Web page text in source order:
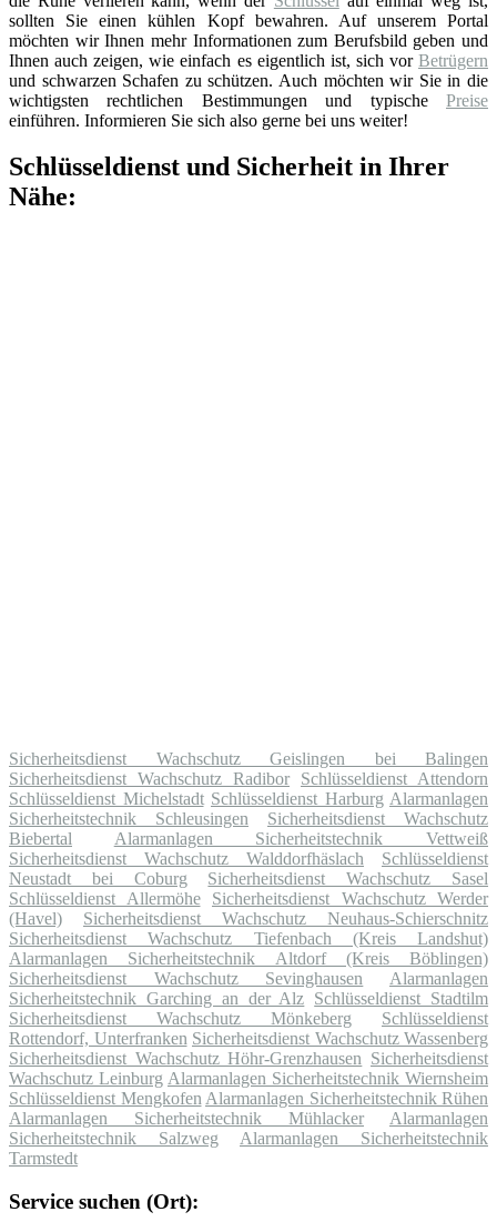
sollten Sie einen kühlen Kopf bewahren. Auf unserem Portal
möchten wir Ihnen mehr Informationen zum Berufsbild geben und
Ihnen auch zeigen, wie einfach es eigentlich ist, sich vor Betrügern
und schwarzen Schafen zu schützen. Auch möchten wir Sie in die
wichtigsten rechtlichen Bestimmungen und typische Preise
einführen. Informieren Sie sich also gerne bei uns weiter!
Schlüsseldienst und Sicherheit in Ihrer
Nähe:
Sicherheitsdienst Wachschutz Geislingen bei Balingen
Sicherheitsdienst Wachschutz Radibor
Schlüsseldienst Attendorn
Schlüsseldienst Michelstadt Schlüsseldienst Harburg Alarmanlagen
Sicherheitstechnik Schleusingen
Sicherheitsdienst Wachschutz
Biebertal
Alarmanlagen Sicherheitstechnik Vettweiß
Sicherheitsdienst Wachschutz Walddorfhäslach
Schlüsseldienst
Neustadt bei Coburg
Sicherheitsdienst Wachschutz Sasel
Schlüsseldienst Allermöhe
Sicherheitsdienst Wachschutz Werder
(Havel)
Sicherheitsdienst Wachschutz Neuhaus-Schierschnitz
Sicherheitsdienst Wachschutz Tiefenbach (Kreis Landshut)
Alarmanlagen Sicherheitstechnik Altdorf (Kreis Böblingen)
Sicherheitsdienst Wachschutz Sevinghausen
Alarmanlagen
Sicherheitstechnik Garching an der Alz Schlüsseldienst Stadtilm
Sicherheitsdienst Wachschutz Mönkeberg
Schlüsseldienst
Rottendorf, Unterfranken Sicherheitsdienst Wachschutz Wassenberg
Sicherheitsdienst Wachschutz Höhr-Grenzhausen Sicherheitsdienst
Wachschutz Leinburg Alarmanlagen Sicherheitstechnik Wiernsheim
Schlüsseldienst Mengkofen Alarmanlagen Sicherheitstechnik Rühen
Alarmanlagen Sicherheitstechnik Mühlacker
Alarmanlagen
Sicherheitstechnik Salzweg
Alarmanlagen Sicherheitstechnik
Tarmstedt
Service suchen (Ort):